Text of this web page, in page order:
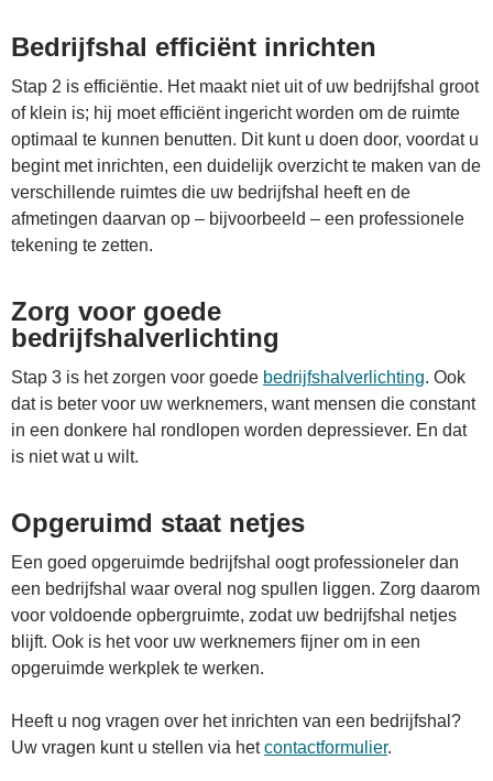
Bedrijfshal efficiënt inrichten
Stap 2 is efficiëntie. Het maakt niet uit of uw bedrijfshal groot
of klein is; hij moet efficiënt ingericht worden om de ruimte
optimaal te kunnen benutten. Dit kunt u doen door, voordat u
begint met inrichten, een duidelijk overzicht te maken van de
verschillende ruimtes die uw bedrijfshal heeft en de
afmetingen daarvan op – bijvoorbeeld – een professionele
tekening te zetten.
Zorg voor goede
bedrijfshalverlichting
Stap 3 is het zorgen voor goede bedrijfshalverlichting. Ook
dat is beter voor uw werknemers, want mensen die constant
in een donkere hal rondlopen worden depressiever. En dat
is niet wat u wilt.
Opgeruimd staat netjes
Een goed opgeruimde bedrijfshal oogt professioneler dan
een bedrijfshal waar overal nog spullen liggen. Zorg daarom
voor voldoende opbergruimte, zodat uw bedrijfshal netjes
blijft. Ook is het voor uw werknemers fijner om in een
opgeruimde werkplek te werken.
Heeft u nog vragen over het inrichten van een bedrijfshal?
Uw vragen kunt u stellen via hetcontactformulier.